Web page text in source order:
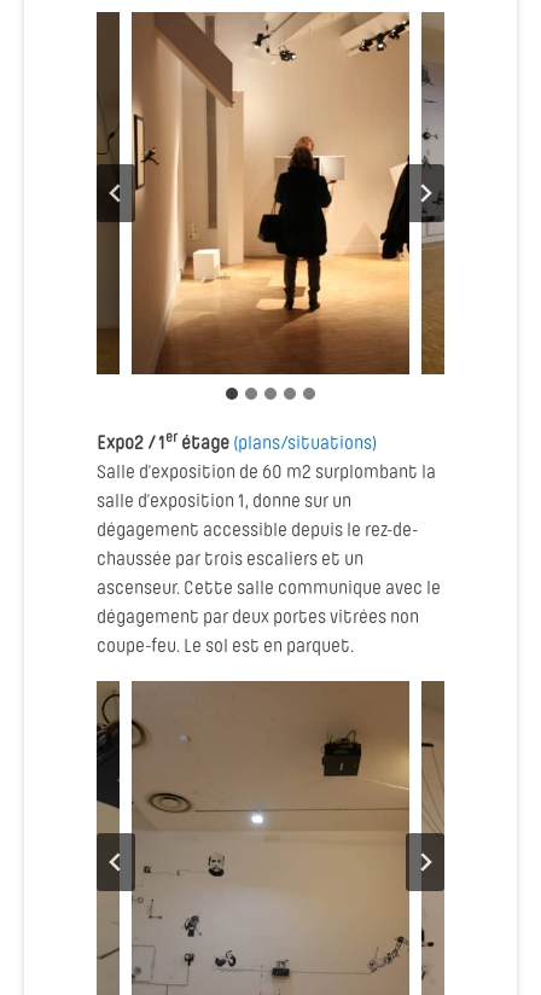
Expo2 / 1er étage (plans/situations)
Salle d’exposition de 60 m2 surplombant la
salle d’exposition 1, donne sur un
dégagement accessible depuis le rez-de-
chaussée par trois escaliers et un
ascenseur. Cette salle communique avec le
dégagement par deux portes vitrées non
coupe-feu. Le sol est en parquet.